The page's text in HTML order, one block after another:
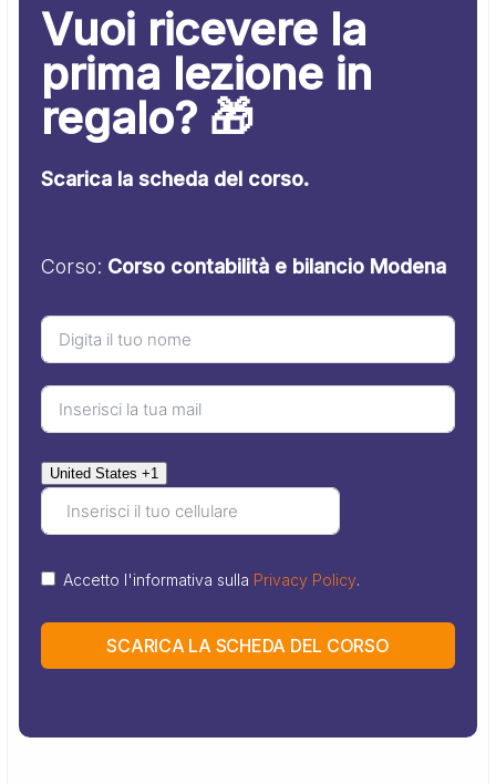
Vuoi ricevere la
prima lezione in
regalo? 🎁
Scarica la scheda del corso.
Corso: Corso contabilità e bilancio Modena
United States +1
Accetto l'informativa sulla Privacy Policy.
SCARICA LA SCHEDA DEL CORSO